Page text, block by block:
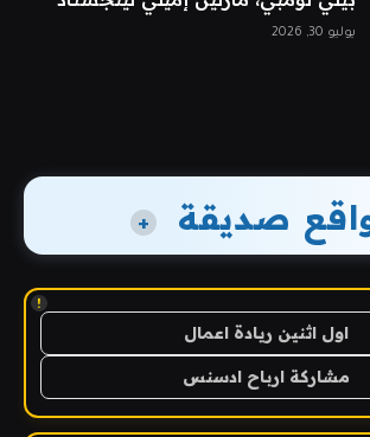
يوليو 30, 2026
صديقة +
!
اول اثنين ريادة اعمال
مشاركة ارباح ادسنس